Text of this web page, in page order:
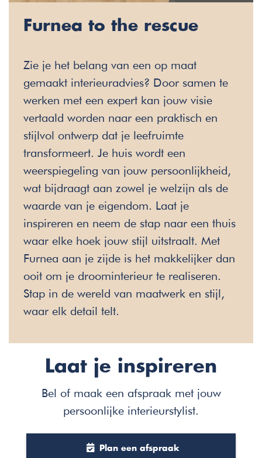
Furnea to the rescue
Zie je het belang van een op maat
gemaakt interieuradvies? Door samen te
werken met een expert kan jouw visie
vertaald worden naar een praktisch en
stijlvol ontwerp dat je leefruimte
transformeert. Je huis wordt een
weerspiegeling van jouw persoonlijkheid,
wat bijdraagt aan zowel je welzijn als de
waarde van je eigendom. Laat je
inspireren en neem de stap naar een thuis
waar elke hoek jouw stijl uitstraalt. Met
Furnea aan je zijde is het makkelijker dan
ooit om je droominterieur te realiseren.
Stap in de wereld van maatwerk en stijl,
waar elk detail telt.
Laat je inspireren
Bel of maak een afspraak met jouw
persoonlijke interieurstylist.
Plan een afspraak